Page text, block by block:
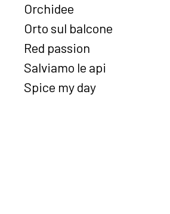
Orchidee
Orto sul balcone
Red passion
Salviamo le api
Spice my day